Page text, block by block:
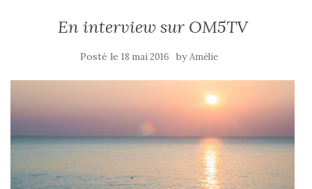
En interview sur OM5TV
Posté le 18 mai 2016 byAmélie